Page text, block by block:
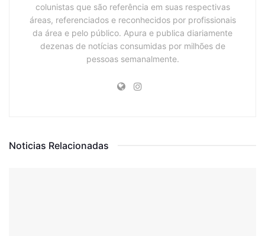
colunistas que são referência em suas respectivas
áreas, referenciados e reconhecidos por profissionais
da área e pelo público. Apura e publica diariamente
dezenas de notícias consumidas por milhões de
pessoas semanalmente.
Noticias Relacionadas